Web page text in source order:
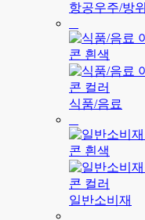
항공우주/방위
식품/음료
일반소비재